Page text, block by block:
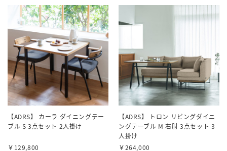
【ADRS】 カーラ ダイニングテー
ブル S 3点セット 2人掛け
￥129,800
【ADRS】 トロン リビングダイニ
ングテーブル M 右肘 3点セット 3
人掛け
￥264,000